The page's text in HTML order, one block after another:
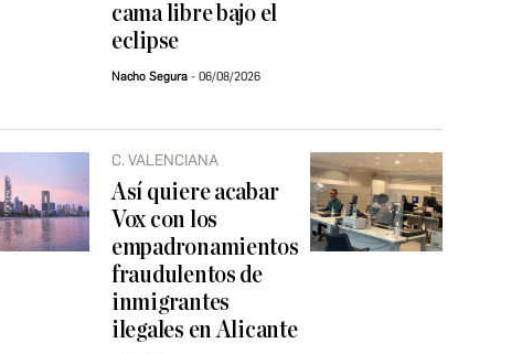
cama libre bajo el
eclipse
Nacho Segura 06/08/2026
C. VALENCIANA
Así quiere acabar
Vox con los
empadronamientos
fraudulentos de
inmigrantes
ilegales en Alicante